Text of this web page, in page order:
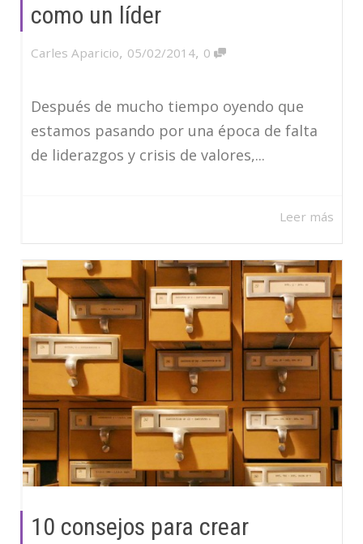
como un líder
Carles Aparicio, 05/02/2014, 0
Después de mucho tiempo oyendo que
estamos pasando por una época de falta
de liderazgos y crisis de valores,...
Leer más
10 consejos para crear